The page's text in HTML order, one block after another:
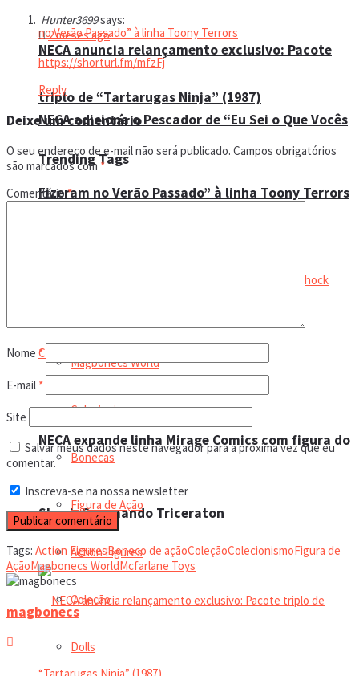
NECA adiciona o Pescador de “Eu Sei o Que Vocês
Fizeram no Verão Passado” à linha Toony Terrors
NECA expande linha Mirage Comics com figura do
Shock Commando Triceraton
NECA anuncia relançamento exclusivo: Pacote
triplo de “Tartarugas Ninja” (1987)
Trending Tags
Magbonecs World
Colecionismo
Bonecas
Figura de Ação
Action Figures
Coleção
Dolls
Hunter3699says:
2 meses ago
https://shorturl.fm/mfzFj
Reply
Deixe um comentário
O seu endereço de e-mail não será publicado. Campos obrigatórios
são marcados com *
Comentário*
Nome *
E-mail *
Site
Salvar meus dados neste navegador para a próxima vez que eu
comentar.
Inscreva-se na nossa newsletter
Tags: Action FiguresBoneco de açãoColeçãoColecionismoFigura de
AçãoMagbonecs WorldMcfarlane Toys
magbonecs